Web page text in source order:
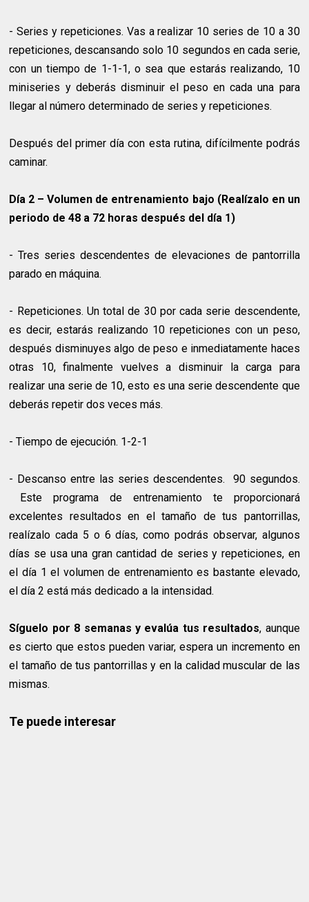
- Series y repeticiones. Vas a realizar 10 series de 10 a 30
repeticiones, descansando solo 10 segundos en cada serie,
con un tiempo de 1-1-1, o sea que estarás realizando, 10
miniseries y deberás disminuir el peso en cada una para
llegar al número determinado de series y repeticiones.
Después del primer día con esta rutina, difícilmente podrás
caminar.
Día 2 – Volumen de entrenamiento bajo (Realízalo en un
periodo de 48 a 72 horas después del día 1)
- Tres series descendentes de elevaciones de pantorrilla
parado en máquina.
- Repeticiones. Un total de 30 por cada serie descendente,
es decir, estarás realizando 10 repeticiones con un peso,
después disminuyes algo de peso e inmediatamente haces
otras 10, finalmente vuelves a disminuir la carga para
realizar una serie de 10, esto es una serie descendente que
deberás repetir dos veces más.
- Tiempo de ejecución. 1-2-1
- Descanso entre las series descendentes. 90 segundos.
Este programa de entrenamiento te proporcionará
excelentes resultados en el tamaño de tus pantorrillas,
realízalo cada 5 o 6 días, como podrás observar, algunos
días se usa una gran cantidad de series y repeticiones, en
el día 1 el volumen de entrenamiento es bastante elevado,
el día 2 está más dedicado a la intensidad.
Síguelo por 8 semanas y evalúa tus resultados, aunque
es cierto que estos pueden variar, espera un incremento en
el tamaño de tus pantorrillas y en la calidad muscular de las
mismas.
Te puede interesar